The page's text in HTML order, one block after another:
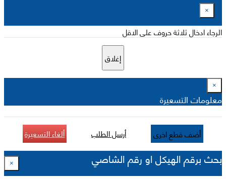
×
الرجاء ادخال ثلاثة حروف على الاقل
إغلاق
×
معلومات التسعيرة
أضف قطع اخرى أرسل الطلب ألغاء التسعيرة
بحث برقم الهيكل او رقم الشاصي ×